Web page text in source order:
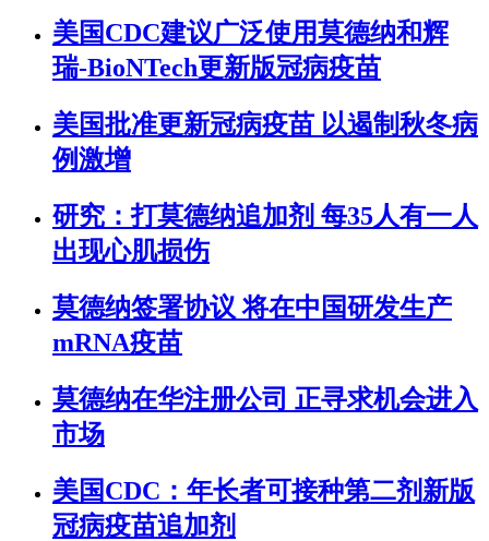
美国CDC建议广泛使用莫德纳和辉
瑞-BioNTech更新版冠病疫苗
美国批准更新冠病疫苗 以遏制秋冬病
例激增
研究：打莫德纳追加剂 每35人有一人
出现心肌损伤
莫德纳签署协议 将在中国研发生产
mRNA疫苗
莫德纳在华注册公司 正寻求机会进入
市场
美国CDC：年长者可接种第二剂新版
冠病疫苗追加剂